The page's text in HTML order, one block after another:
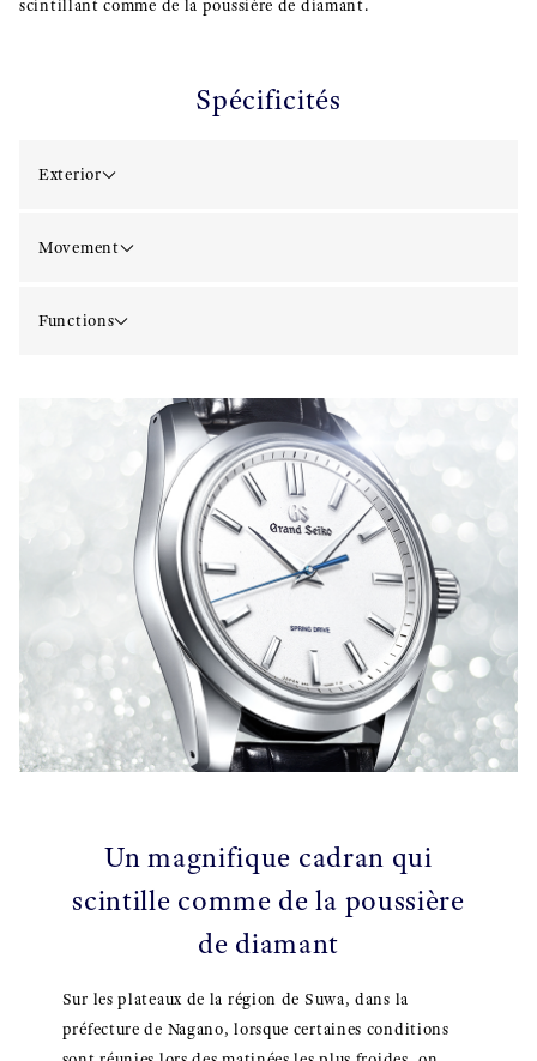
scintillant comme de la poussière de diamant.
Spécificités
Exterior
Movement
Functions
Un magnifique cadran qui
scintille comme de la poussière
de diamant
Sur les plateaux de la région de Suwa, dans la
préfecture de Nagano, lorsque certaines conditions